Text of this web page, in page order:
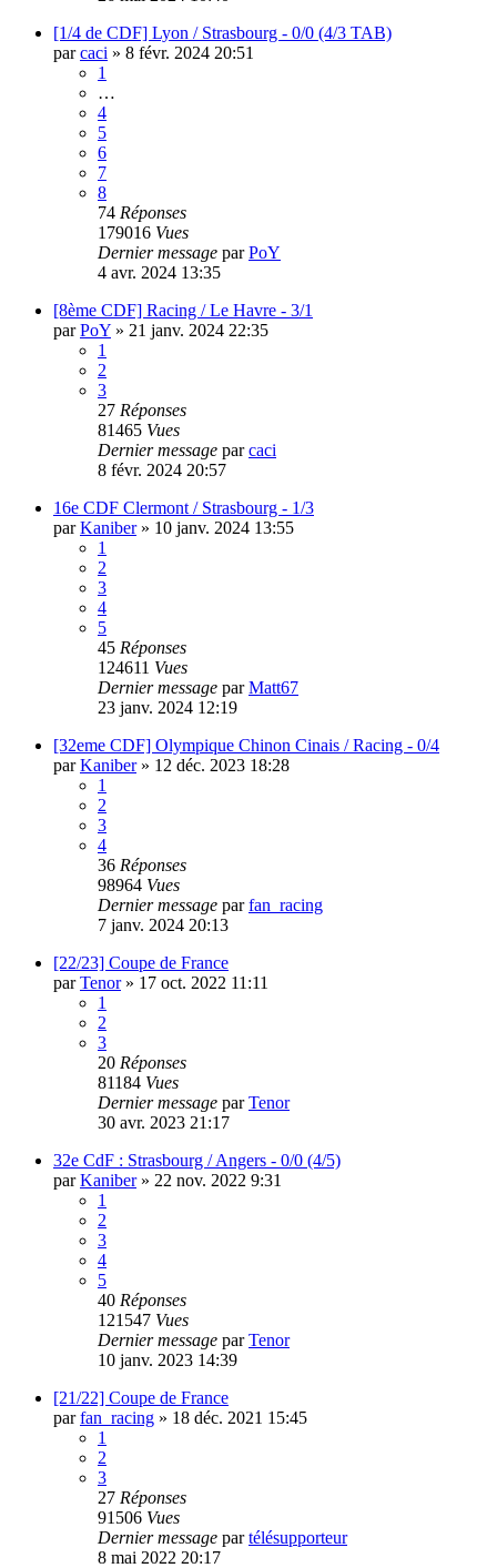
[1/4 de CDF] Lyon / Strasbourg - 0/0 (4/3 TAB)
parcaci » 8 févr. 2024 20:51
1
…
4
5
6
7
8
74 Réponses
179016 Vues
Dernier message parPoY
4 avr. 2024 13:35
[8ème CDF] Racing / Le Havre - 3/1
parPoY » 21 janv. 2024 22:35
1
2
3
27 Réponses
81465 Vues
Dernier message parcaci
8 févr. 2024 20:57
16e CDF Clermont / Strasbourg - 1/3
parKaniber» 10 janv. 2024 13:55
1
2
3
4
5
45 Réponses
124611 Vues
Dernier message parMatt67
23 janv. 2024 12:19
[32eme CDF] Olympique Chinon Cinais / Racing - 0/4
parKaniber» 12 déc. 2023 18:28
1
2
3
4
36 Réponses
98964 Vues
Dernier message parfan_racing
7 janv. 2024 20:13
[22/23] Coupe de France
parTenor» 17 oct. 2022 11:11
1
2
3
20 Réponses
81184 Vues
Dernier message parTenor
30 avr. 2023 21:17
32e CdF : Strasbourg / Angers - 0/0 (4/5)
parKaniber» 22 nov. 2022 9:31
1
2
3
4
5
40 Réponses
121547 Vues
Dernier message parTenor
10 janv. 2023 14:39
[21/22] Coupe de France
parfan_racing » 18 déc. 2021 15:45
1
2
3
27 Réponses
91506 Vues
Dernier message partélésupporteur
8 mai 2022 20:17